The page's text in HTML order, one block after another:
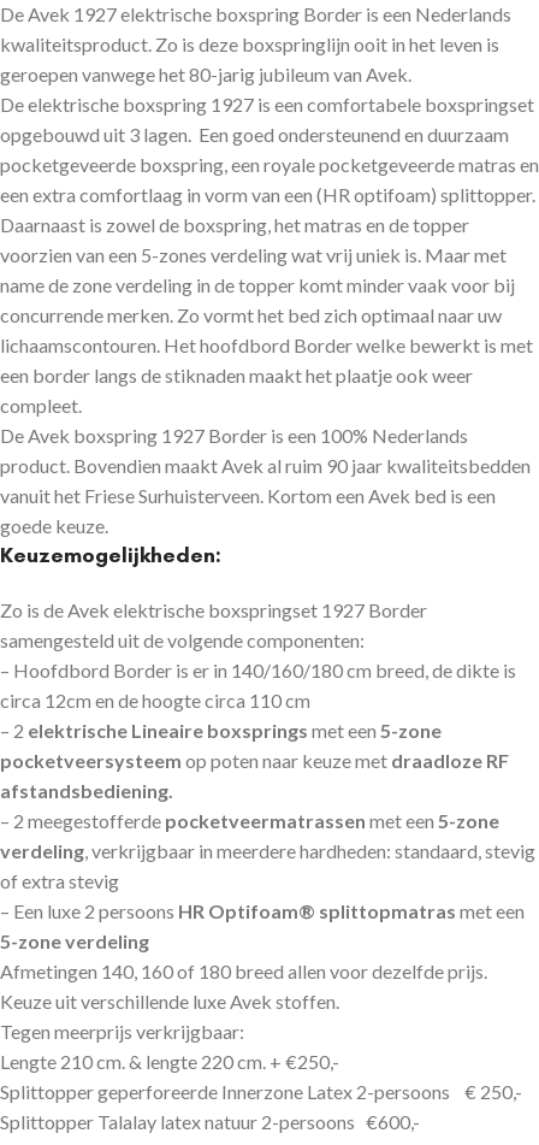
De Avek 1927 elektrische boxspring Border is een Nederlands
kwaliteitsproduct. Zo is deze boxspringlijn ooit in het leven is
geroepen vanwege het 80-jarig jubileum van Avek.
De elektrische boxspring 1927 is een comfortabele boxspringset
opgebouwd uit 3 lagen. Een goed ondersteunend en duurzaam
pocketgeveerde boxspring, een royale pocketgeveerde matras en
een extra comfortlaag in vorm van een (HR optifoam) splittopper.
Daarnaast is zowel de boxspring, het matras en de topper
voorzien van een 5-zones verdeling wat vrij uniek is. Maar met
name de zone verdeling in de topper komt minder vaak voor bij
concurrende merken. Zo vormt het bed zich optimaal naar uw
lichaamscontouren. Het hoofdbord Border welke bewerkt is met
een border langs de stiknaden maakt het plaatje ook weer
compleet.
De Avek boxspring 1927 Border is een 100% Nederlands
product. Bovendien maakt Avek al ruim 90 jaar kwaliteitsbedden
vanuit het Friese Surhuisterveen. Kortom een Avek bed is een
goede keuze.
Keuzemogelijkheden:
Zo is de Avek elektrische boxspringset 1927 Border
samengesteld uit de volgende componenten:
– Hoofdbord Border is er in 140/160/180 cm breed, de dikte is
circa 12cm en de hoogte circa 110 cm
– 2 elektrische Lineaire boxsprings met een 5-zone
pocketveersysteem op poten naar keuze met draadloze RF
afstandsbediening.
– 2 meegestofferde pocketveermatrassen met een 5-zone
verdeling , verkrijgbaar in meerdere hardheden: standaard, stevig
of extra stevig
– Een luxe 2 persoons HR Optifoam® splittopmatras met een
5-zone verdeling
Afmetingen 140, 160 of 180 breed allen voor dezelfde prijs.
Keuze uit verschillende luxe Avek stoffen.
Tegen meerprijs verkrijgbaar:
Lengte 210 cm. & lengte 220 cm. + €250,-
Splittopper geperforeerde Innerzone Latex 2-persoons € 250,-
Splittopper Talalay latex natuur 2-persoons €600,-